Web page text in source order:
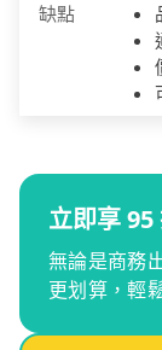
缺點
立即享
無論是商務
更划算，輕